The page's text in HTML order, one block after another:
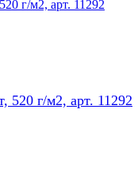
520 г/м2, арт. 11292